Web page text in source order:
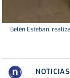
Belén Esteban,